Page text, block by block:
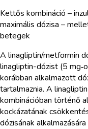
Kettős kombináció –
maximális dózisa –
betegek
A linagliptin/metformin
linagliptin-dózist (5
korábban alkalmazott
tartalmaznia. A
kombinációban történő
kockázatának
dózisának